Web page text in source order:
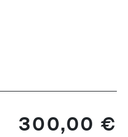
300,00 €